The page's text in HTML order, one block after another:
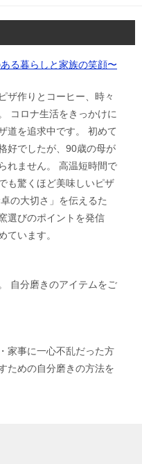
る暮らしと家族の笑顔〜
ザ作りとコーヒー、時々
コロナ生活をきっかけに
道を追求中です。 初めて
好でしたが、90歳の母が
れません。 高温短時間で
も驚くほど美味しいピザ
の大切さ」を伝えるた
選びのポイントを発信
ています。
自分磨きのアイテムをご
家事に一心不乱だった方
ための自分磨きの方法を